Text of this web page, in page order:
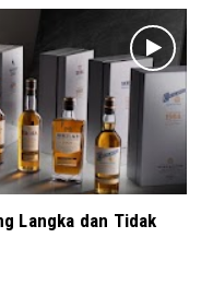
Langka dan Tidak